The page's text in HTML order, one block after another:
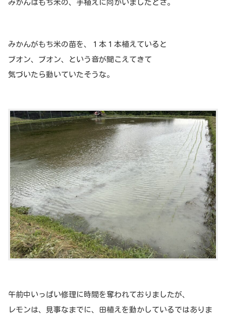
みかんはもち米の、手植えに向かいましたとさ。
みかんがもち米の苗を、１本１本植えていると
ブオン、ブオン、という音が聞こえてきて
気づいたら動いていたそうな。
午前中いっぱい修理に時間を奪われておりましたが、
レモンは、見事なまでに、田植えを動かしているではありま